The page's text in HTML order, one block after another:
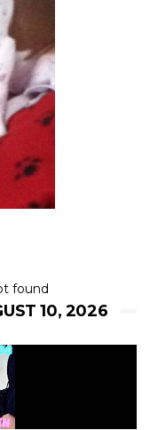
found
10, 2026